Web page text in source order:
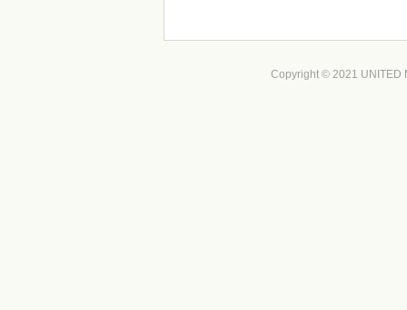
Copyright © 2021 UNITED